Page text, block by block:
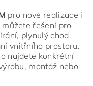
pro nové realizace i
řešení pro
plynulý chod
vnitřního prostoru.
najdete konkrétní
montáž nebo